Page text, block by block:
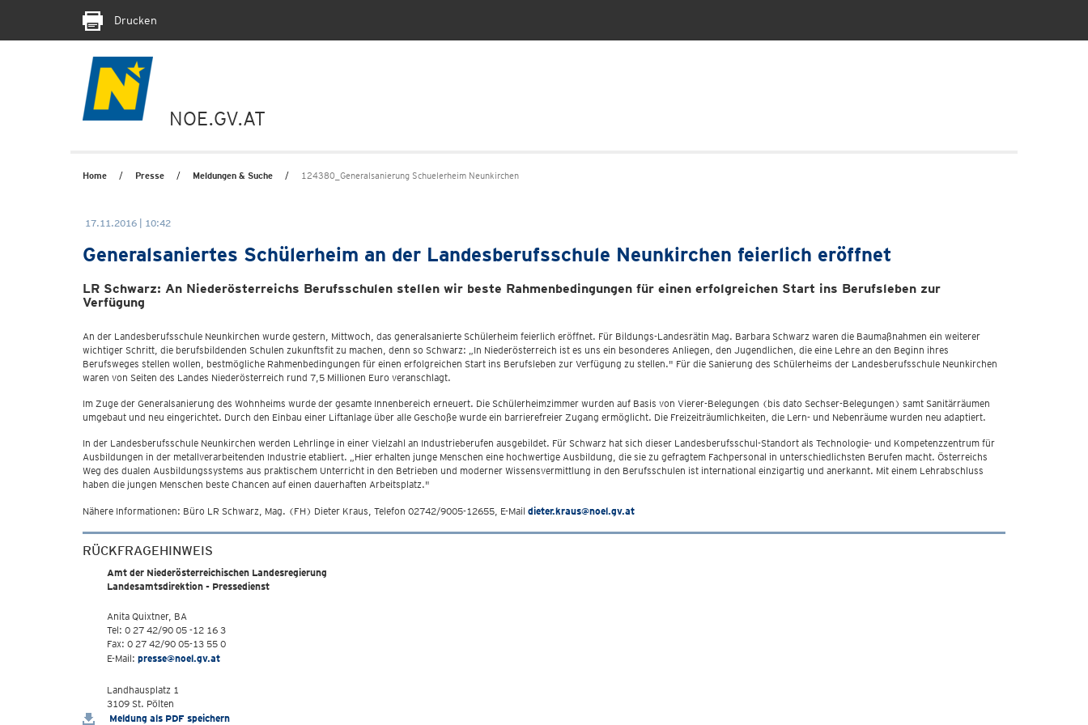
Drucken
NOE.GV.AT
Home Presse Meldungen & Suche 124380_Generalsanierung Schuelerheim Neunkirchen
17.11.2016 | 10:42
Generalsaniertes Schülerheim an der Landesberufsschule Neunkirchen feierlich eröffnet
LR Schwarz: An Niederösterreichs Berufsschulen stellen wir beste Rahmenbedingungen für einen erfolgreichen Start ins Berufsleben zur
Verfügung
An der Landesberufsschule Neunkirchen wurde gestern, Mittwoch, das generalsanierte Schülerheim feierlich eröffnet. Für Bildungs-Landesrätin Mag. Barbara Schwarz waren die Baumaßnahmen ein weiterer
wichtiger Schritt, die berufsbildenden Schulen zukunftsfit zu machen, denn so Schwarz: „In Niederösterreich ist es uns ein besonderes Anliegen, den Jugendlichen, die eine Lehre an den Beginn ihres
Berufsweges stellen wollen, bestmögliche Rahmenbedingungen für einen erfolgreichen Start ins Berufsleben zur Verfügung zu stellen." Für die Sanierung des Schülerheims der Landesberufsschule Neunkirchen
waren von Seiten des Landes Niederösterreich rund 7,5 Millionen Euro veranschlagt.
Im Zuge der Generalsanierung des Wohnheims wurde der gesamte Innenbereich erneuert. Die Schülerheimzimmer wurden auf Basis von Vierer-Belegungen (bis dato Sechser-Belegungen) samt Sanitärräumen
umgebaut und neu eingerichtet. Durch den Einbau einer Liftanlage über alle Geschoße wurde ein barrierefreier Zugang ermöglicht. Die Freizeiträumlichkeiten, die Lern- und Nebenräume wurden neu adaptiert.
In der Landesberufsschule Neunkirchen werden Lehrlinge in einer Vielzahl an Industrieberufen ausgebildet. Für Schwarz hat sich dieser Landesberufsschul-Standort als Technologie- und Kompetenzzentrum für
Ausbildungen in der metallverarbeitenden Industrie etabliert. „Hier erhalten junge Menschen eine hochwertige Ausbildung, die sie zu gefragtem Fachpersonal in unterschiedlichsten Berufen macht. Österreichs
Weg des dualen Ausbildungssystems aus praktischem Unterricht in den Betrieben und moderner Wissensvermittlung in den Berufsschulen ist international einzigartig und anerkannt. Mit einem Lehrabschluss
haben die jungen Menschen beste Chancen auf einen dauerhaften Arbeitsplatz."
Nähere Informationen: Büro LR Schwarz, Mag. (FH) Dieter Kraus, Telefon 02742/9005-12655, E-Mail dieter.kraus@noel.gv.at
RÜCKFRAGEHINWEIS
Amt der Niederösterreichischen Landesregierung
Landesamtsdirektion - Pressedienst
Anita Quixtner, BA
Tel: 0 27 42/90 05 -12 16 3
Fax: 0 27 42/90 05-13 55 0
E-Mail: presse@noel.gv.at
Landhausplatz 1
3109 St. Pölten
Meldung als PDF speichern